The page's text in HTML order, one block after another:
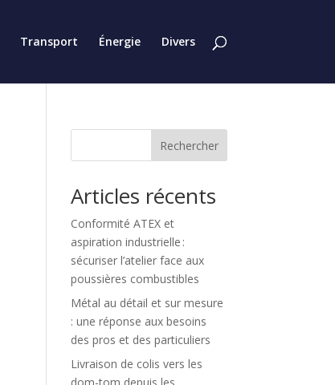
Transport Énergie Divers
Rechercher
Articles récents
Conformité ATEX et
aspiration industrielle :
sécuriser l’atelier face aux
poussières combustibles
Métal au détail et sur mesure
: une réponse aux besoins
des pros et des particuliers
Livraison de colis vers les